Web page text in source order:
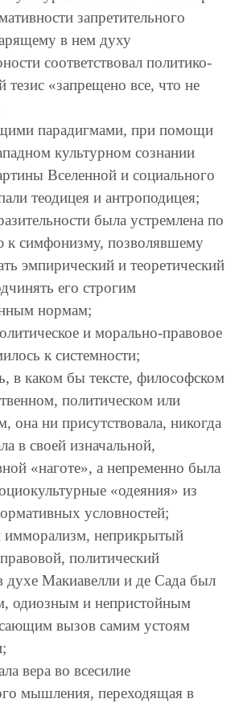
запретительного
в нем духу
соответствовал политико-
тезис «запрещено все, что не
парадигмами, при помощи
культурном сознании
Вселенной и социального
теодицея и антроподицея;
была устремлена по
к симфонизму, позволявшему
эмпирический и теоретический
его строгим
нормам;
и морально-правовое
к системности;
в каком бы тексте, философском
политическом или
она ни присутствовала, никогда
в своей изначальной,
«наготе», а непременно была
«одеяния» из
условностей;
неприкрытый
политический
духе Макиавелли и де Сада был
одиозным и непристойным
вызов самим устоям
вера во всесилие
мышления, переходящая в